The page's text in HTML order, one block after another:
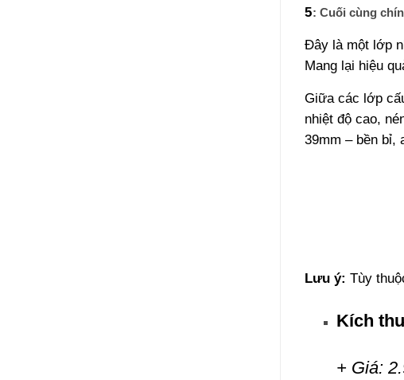
5: Cuối cùng
Đây là một lớp
Mang lại hiệu
Giữa các lớp
nhiệt độ cao,
39mm – bền bỉ,
Lưu ý: Tùy
Kích
+ Giá: